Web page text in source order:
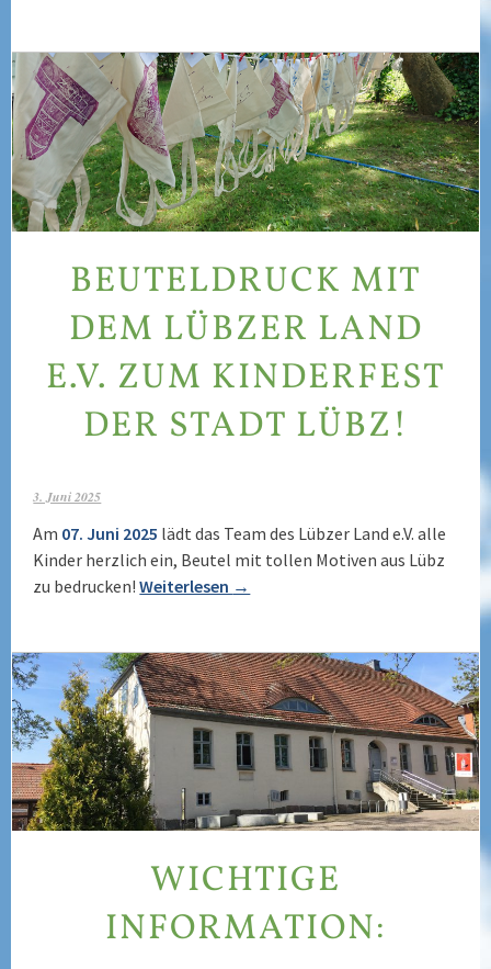
BEUTELDRUCK MIT
DEM LÜBZER LAND
E.V. ZUM KINDERFEST
DER STADT LÜBZ!
3. Juni 2025
Am 07. Juni 2025 lädt das Team des Lübzer Land e.V. alle
Kinder herzlich ein, Beutel mit tollen Motiven aus Lübz
zu bedrucken!Weiterlesen →
WICHTIGE
INFORMATION: